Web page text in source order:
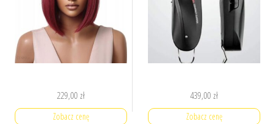
229,00 zł
Zobacz cenę
439,00 zł
Zobacz cenę